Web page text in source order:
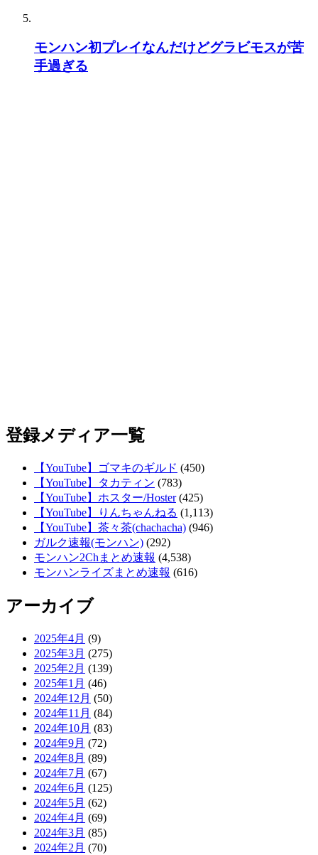
モンハン初プレイなんだけどグラビモスが苦
手過ぎる
登録メディア一覧
【YouTube】ゴマキのギルド (450)
【YouTube】タカティン (783)
【YouTube】ホスター/Hoster(425)
【YouTube】りんちゃんねる (1,113)
【YouTube】茶々茶(chachacha) (946)
ガルク速報(モンハン) (292)
モンハン2Chまとめ速報 (4,538)
モンハンライズまとめ速報 (616)
アーカイブ
2025年4月 (9)
2025年3月 (275)
2025年2月 (139)
2025年1月 (46)
2024年12月 (50)
2024年11月 (84)
2024年10月 (83)
2024年9月 (72)
2024年8月 (89)
2024年7月 (67)
2024年6月 (125)
2024年5月 (62)
2024年4月 (69)
2024年3月 (85)
2024年2月 (70)